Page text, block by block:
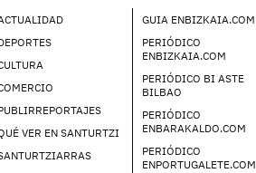
VER EN SANTURTZI
GUIA ENBIZKAIA.COM
PERIÓDICO
ENBIZKAIA.COM
PERIÓDICO BI ASTE
BILBAO
PERIÓDICO
ENBARAKALDO.COM
PERIÓDICO
ENPORTUGALETE.COM